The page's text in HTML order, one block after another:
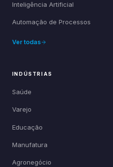
Inteligência Artificial
Automação de Processos
Ver todas
INDÚSTRIAS
Saúde
Varejo
Educação
Manufatura
Agronegócio